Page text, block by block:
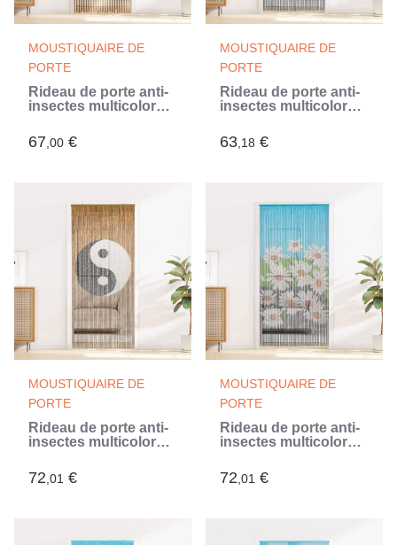
MOUSTIQUAIRE DE
PORTE
Rideau de porte anti-
insectes multicolore
(Multicouleur)
67,00 €
MOUSTIQUAIRE DE
PORTE
Rideau de porte anti-
insectes multicolore
(Multicouleur)
63,18 €
MOUSTIQUAIRE DE
PORTE
Rideau de porte anti-
insectes multicolore
(Multicouleur)
72,01 €
MOUSTIQUAIRE DE
PORTE
Rideau de porte anti-
insectes multicolore
(Multicouleur)
72,01 €